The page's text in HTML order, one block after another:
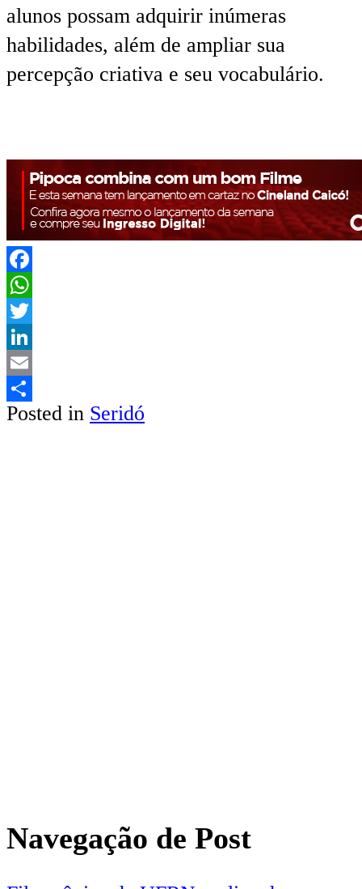
alunos possam adquirir inúmeras
habilidades, além de ampliar sua
percepção criativa e seu vocabulário.
Facebook
WhatsApp
Twitter
LinkedIn
Email
Share
Posted in Seridó
Navegação de Post